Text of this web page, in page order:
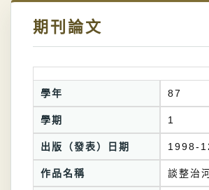
期刊論文
學年 87
學期 1
出版（發表）日期 1998-
作品名稱 談整治